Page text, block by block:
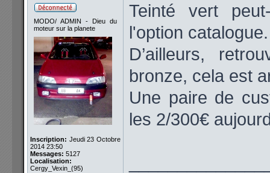
MODO/ ADMIN - Dieu du
moteur sur la planete
Inscription: Jeudi 23 Octobre
2014 23:50
Messages: 5127
Localisation:
Cergy_Vexin_(95)
Teinté vert
l'option catalogue.
D’ailleurs,
bronze, cela est
Une paire de
les 2/300€